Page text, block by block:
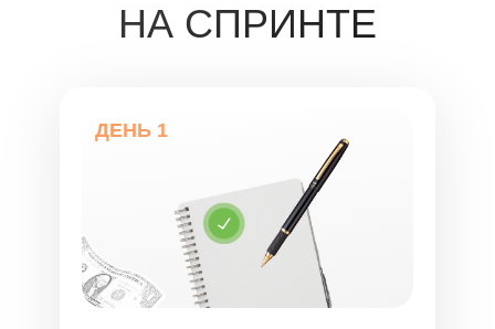
НА СПРИНТЕ
ДЕНЬ 1